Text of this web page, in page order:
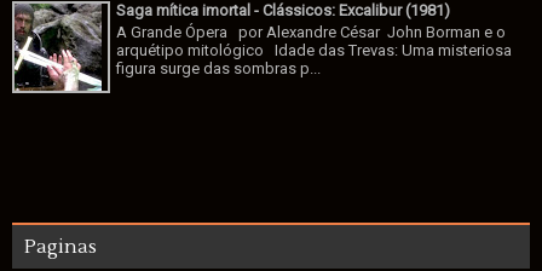
Saga mítica imortal - Clássicos: Excalibur (1981)
A Grande Ópera por Alexandre César John Borman e o
arquétipo mitológico Idade das Trevas: Uma misteriosa
figura surge das sombras p...
Paginas